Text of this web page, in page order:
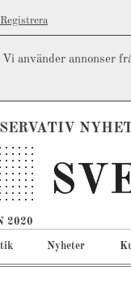
Vi använder annonser
2020
Nyheter